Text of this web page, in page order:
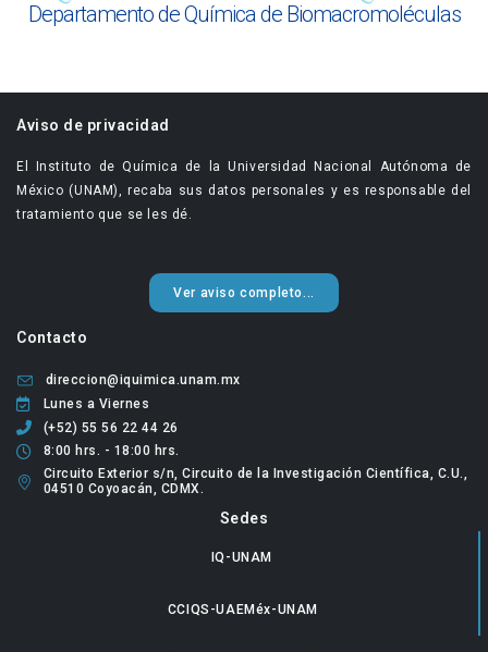
Departamento de Química de Biomacromoléculas
Aviso de privacidad
El Instituto de Química de la Universidad Nacional Autónoma de
México (UNAM), recaba sus datos personales y es responsable del
tratamiento que se les dé.
Ver aviso completo...
Contacto
direccion@iquimica.unam.mx
Lunes a Viernes
(+52) 55 56 22 44 26
8:00 hrs. - 18:00 hrs.
Circuito Exterior s/n, Circuito de la Investigación Científica, C.U.,
04510 Coyoacán, CDMX.
Sedes
IQ-UNAM
CCIQS-UAEMéx-UNAM